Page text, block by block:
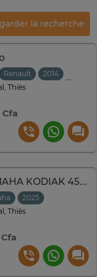
la recherche
Renault 2014
Thiès
Cfa
QUAD YAMAHA KODIAK 450 Neuf
2025
Thiès